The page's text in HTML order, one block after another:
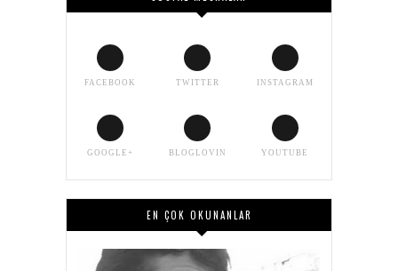
FACEBOOK TWITTER INSTAGRAM
GOOGLE+ BLOGLOVIN YOUTUBE
EN ÇOK OKUNANLAR